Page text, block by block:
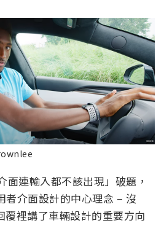
連輸入都不該出現」破題，
者介面設計的中心理念 – 沒
覆裡講了車輛設計的重要方向